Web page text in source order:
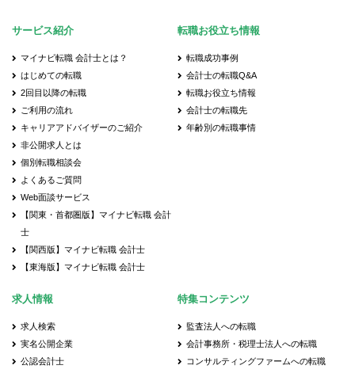
サービス紹介
マイナビ転職 会計士とは？
はじめての転職
2回目以降の転職
ご利用の流れ
キャリアアドバイザーのご紹介
非公開求人とは
個別転職相談会
よくあるご質問
Web面談サービス
【関東・首都圏版】マイナビ転職 会計
士
【関西版】マイナビ転職 会計士
【東海版】マイナビ転職 会計士
転職お役立ち情報
転職成功事例
会計士の転職Q&A
転職お役立ち情報
会計士の転職先
年齢別の転職事情
求人情報
求人検索
実名公開企業
公認会計士
特集コンテンツ
監査法人への転職
会計事務所・税理士法人への転職
コンサルティングファームへの転職